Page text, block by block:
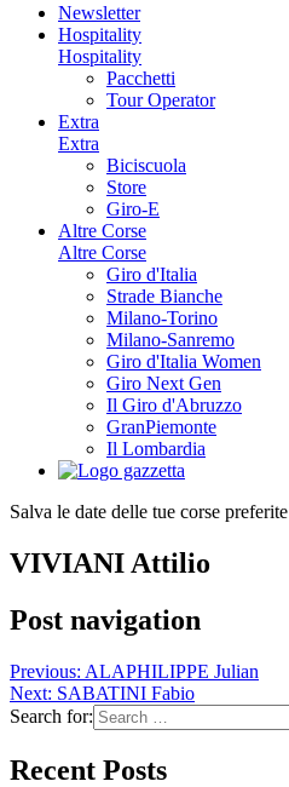
Newsletter
Hospitality
Hospitality
Pacchetti
Tour Operator
Extra
Extra
Biciscuola
Store
Giro-E
Altre Corse
Altre Corse
Giro d'Italia
Strade Bianche
Milano-Torino
Milano-Sanremo
Giro d'Italia Women
Giro Next Gen
Il Giro d'Abruzzo
GranPiemonte
Il Lombardia
Salva le date delle tue corse preferite
VIVIANI Attilio
Post navigation
Previous: ALAPHILIPPE Julian
Next: SABATINI Fabio
Search for:
Recent Posts